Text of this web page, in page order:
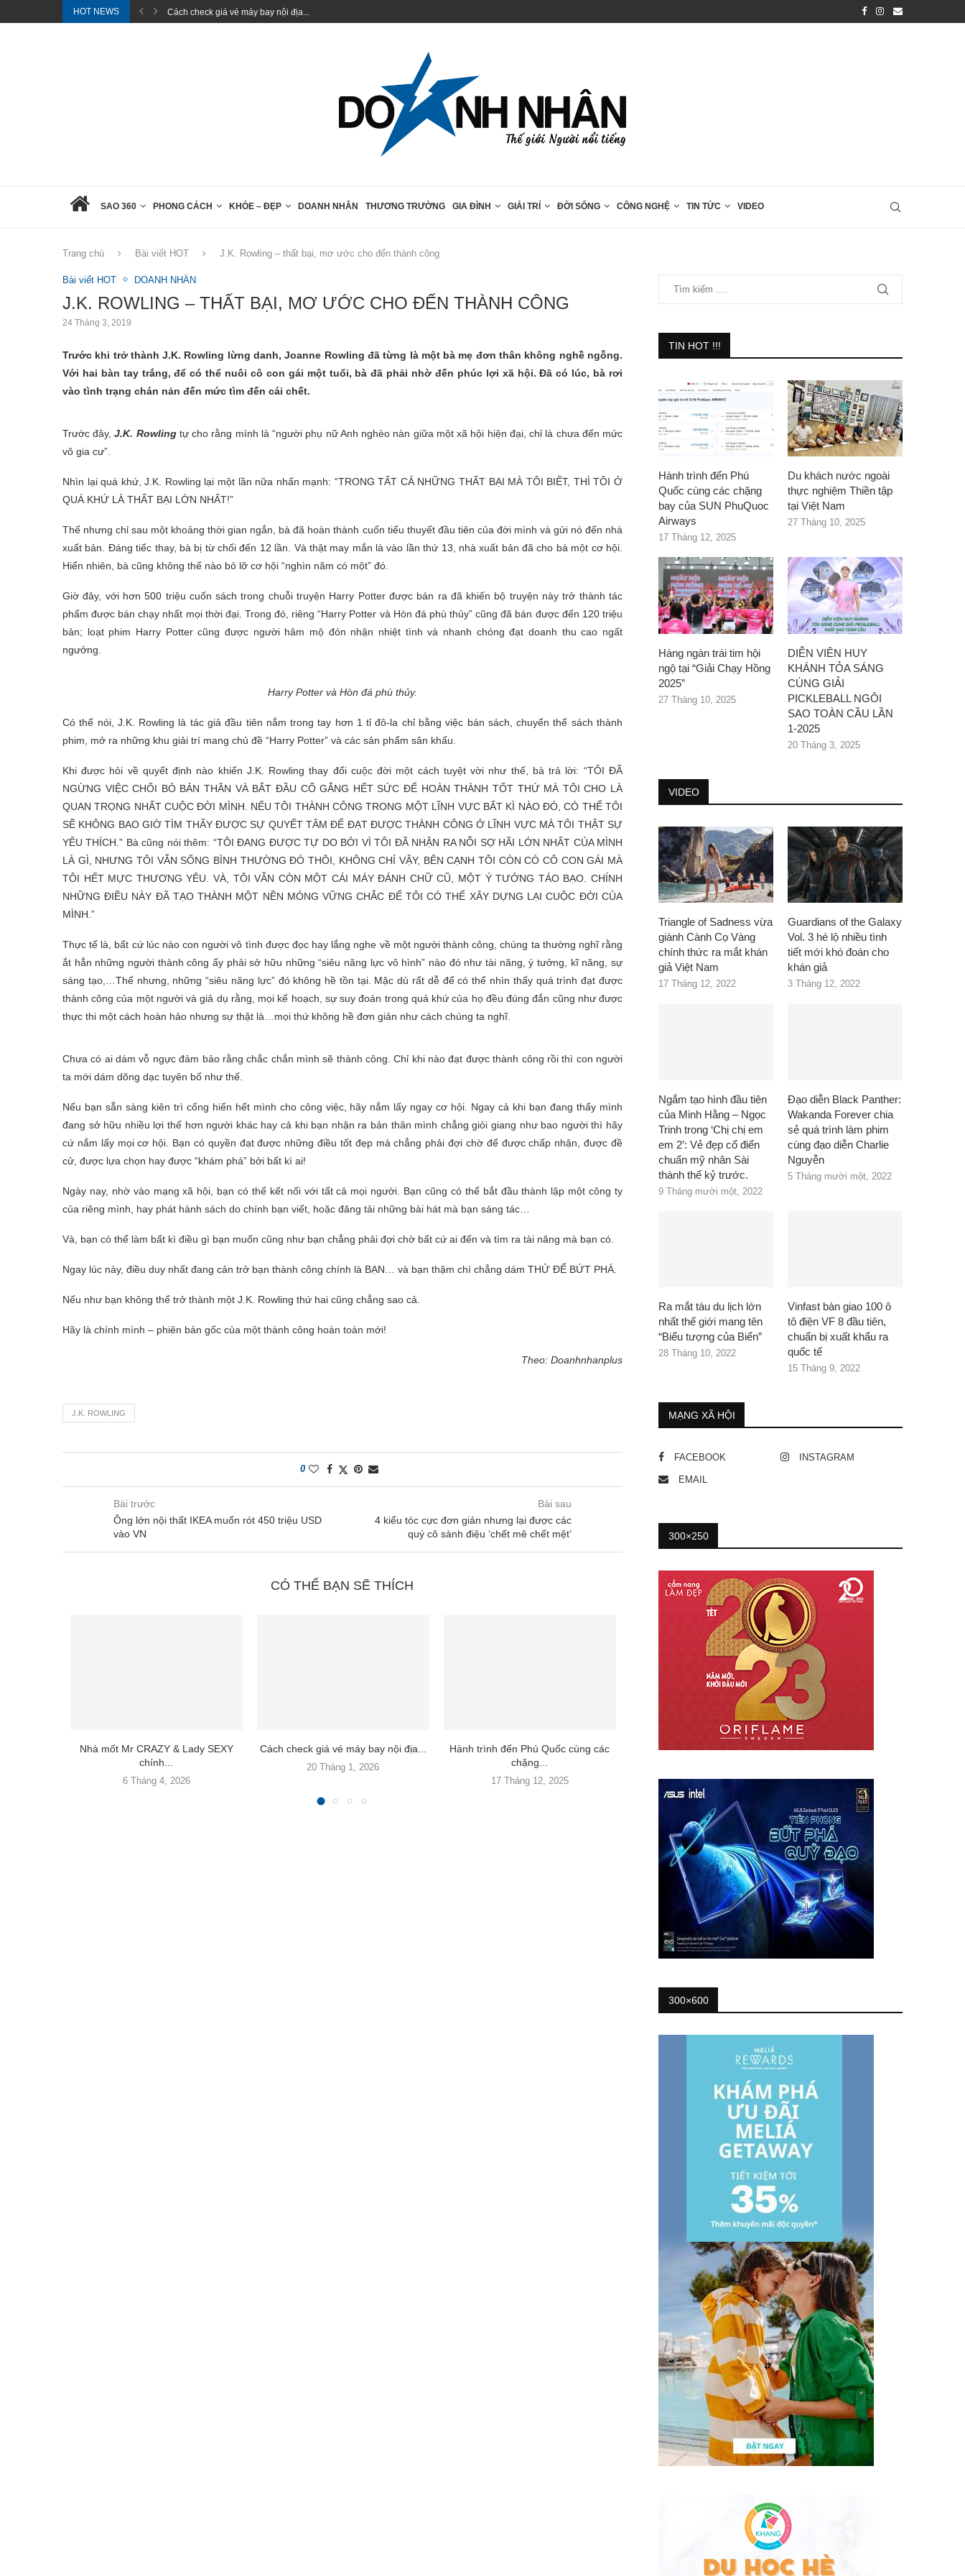
HOT NEWS Hành trình đến Phú Quốc cùng các chặng... Du khách nước ngoài thực nghiệm Thiền tập...
SAO 360 PHONG CÁCH KHỎE – ĐẸP DOANH NHÂN THƯƠNG TRƯỜNG GIA ĐÌNH GIẢI TRÍ ĐỜI SỐNG CÔNG NGHỆ TIN TỨC VIDEO
Trang chủ Bài viết HOT J.K. Rowling – thất bại, mơ ước cho đến thành công
Bài viết HOT DOANH NHÂN
J.K. ROWLING – THẤT BẠI, MƠ ƯỚC CHO ĐẾN THÀNH CÔNG
24 Tháng 3, 2019
Trước khi trở thành J.K. Rowling lừng danh, Joanne Rowling đã từng là một bà mẹ đơn thân không nghề ngỗng.
Với hai bàn tay trắng, để có thể nuôi cô con gái một tuổi, bà đã phải nhờ đến phúc lợi xã hội. Đã có lúc, bà rơi
vào tình trạng chán nản đến mức tìm đến cái chết.
Trước đây,J.K. Rowling tự cho rằng mình là “người phụ nữ Anh nghèo nàn giữa một xã hội hiện đại, chỉ là chưa đến mức
vô gia cư”.
Nhìn lại quá khứ, J.K. Rowling lại một lần nữa nhấn mạnh: “TRONG TẤT CẢ NHỮNG THẤT BẠI MÀ TÔI BIẾT, THÌ TÔI Ở
QUÁ KHỨ LÀ THẤT BẠI LỚN NHẤT!”
Thế nhưng chỉ sau một khoảng thời gian ngắn, bà đã hoàn thành cuốn tiểu thuyết đầu tiên của đời mình và gửi nó đến nhà
xuất bản. Đáng tiếc thay, bà bị từ chối đến 12 lần. Và thật may mắn là vào lần thứ 13, nhà xuất bản đã cho bà một cơ hội.
Hiển nhiên, bà cũng không thể nào bỏ lỡ cơ hội “nghìn năm có một” đó.
Giờ đây, với hơn 500 triệu cuốn sách trong chuỗi truyện Harry Potter được bán ra đã khiến bộ truyện này trở thành tác
phẩm được bán chạy nhất mọi thời đại. Trong đó, riêng “Harry Potter và Hòn đá phù thủy” cũng đã bán được đến 120 triệu
bản; loạt phim Harry Potter cũng được người hâm mộ đón nhận nhiệt tình và nhanh chóng đạt doanh thu cao ngất
ngưởng.
Harry Potter và Hòn đá phù thủy.
Có thể nói, J.K. Rowling là tác giả đầu tiên nắm trong tay hơn 1 tỉ đô-la chỉ bằng việc bán sách, chuyển thể sách thành
phim, mở ra những khu giải trí mang chủ đề “Harry Potter” và các sản phẩm sân khấu.
Khi được hỏi về quyết định nào khiến J.K. Rowling thay đổi cuộc đời một cách tuyệt vời như thế, bà trả lời: “TÔI ĐÃ
NGỪNG VIỆC CHỐI BỎ BẢN THÂN VÀ BẮT ĐẦU CỐ GẮNG HẾT SỨC ĐỂ HOÀN THÀNH TỐT THỨ MÀ TÔI CHO LÀ
QUAN TRỌNG NHẤT CUỘC ĐỜI MÌNH. NẾU TÔI THÀNH CÔNG TRONG MỘT LĨNH VỰC BẤT KÌ NÀO ĐÓ, CÓ THỂ TÔI
SẼ KHÔNG BAO GIỜ TÌM THẤY ĐƯỢC SỰ QUYẾT TÂM ĐỂ ĐẠT ĐƯỢC THÀNH CÔNG Ở LĨNH VỰC MÀ TÔI THẬT SỰ
YÊU THÍCH.” Bà cũng nói thêm: “TÔI ĐANG ĐƯỢC TỰ DO BỞI VÌ TÔI ĐÃ NHẬN RA NỖI SỢ HÃI LỚN NHẤT CỦA MÌNH
LÀ GÌ, NHƯNG TÔI VẪN SỐNG BÌNH THƯỜNG ĐÓ THÔI, KHÔNG CHỈ VẬY, BÊN CẠNH TÔI CÒN CÓ CÔ CON GÁI MÀ
TÔI HẾT MỰC THƯƠNG YÊU. VÀ, TÔI VẪN CÒN MỘT CÁI MÁY ĐÁNH CHỮ CŨ, MỘT Ý TƯỞNG TÁO BẠO. CHÍNH
NHỮNG ĐIỀU NÀY ĐÃ TẠO THÀNH MỘT NỀN MÓNG VỮNG CHẮC ĐỂ TÔI CÓ THỂ XÂY DỰNG LẠI CUỘC ĐỜI CỦA
MÌNH.”
Thực tế là, bất cứ lúc nào con người vô tình được đọc hay lắng nghe về một người thành công, chúng ta thường nghĩ rằng
ắt hẳn những người thành công ấy phải sở hữu những “siêu năng lực vô hình” nào đó như tài năng, ý tưởng, kĩ năng, sự
sáng tạo,…Thế nhưng, những “siêu năng lực” đó không hề tồn tại. Mặc dù rất dễ để có thể nhìn thấy quá trình đạt được
thành công của một người và giả dụ rằng, mọi kế hoạch, sự suy đoán trong quá khứ của họ đều đúng đắn cũng như được
thực thi một cách hoàn hảo nhưng sự thật là…mọi thứ không hề đơn giản như cách chúng ta nghĩ.
Chưa có ai dám vỗ ngực đảm bảo rằng chắc chắn mình sẽ thành công. Chỉ khi nào đạt được thành công rồi thì con người
ta mới dám dõng dạc tuyên bố như thế.
Nếu bạn sẵn sàng kiên trì cống hiến hết mình cho công việc, hãy nắm lấy ngay cơ hội. Ngay cả khi bạn đang thấy mình
đang sở hữu nhiều lợi thế hơn người khác hay cả khi bạn nhận ra bản thân mình chẳng giỏi giang như bao người thì hãy
cứ nắm lấy mọi cơ hội. Bạn có quyền đạt được những điều tốt đẹp mà chẳng phải đợi chờ để được chấp nhận, được đề
cử, được lựa chọn hay được “khám phá” bởi bất kì ai!
Ngày nay, nhờ vào mạng xã hội, bạn có thể kết nối với tất cả mọi người. Bạn cũng có thể bắt đầu thành lập một công ty
của riêng mình, hay phát hành sách do chính bạn viết, hoặc đăng tải những bài hát mà bạn sáng tác…
Và, bạn có thể làm bất kì điều gì bạn muốn cũng như bạn chẳng phải đợi chờ bất cứ ai đến và tìm ra tài năng mà bạn có.
Ngay lúc này, điều duy nhất đang cản trở bạn thành công chính là BẠN… và bạn thậm chí chẳng dám THỬ ĐỂ BỨT PHÁ.
Nếu như bạn không thể trở thành một J.K. Rowling thứ hai cũng chẳng sao cả.
Hãy là chính mình – phiên bản gốc của một thành công hoàn toàn mới!
Theo: Doanhnhanplus
J.K. ROWLING
0
Bài trước
Ông lớn nội thất IKEA muốn rót 450 triệu USD
vào VN
Bài sau
4 kiểu tóc cực đơn giản nhưng lại được các
quý cô sành điệu ‘chết mê chết mệt’
CÓ THỂ BẠN SẼ THÍCH
Nhà mốt Mr CRAZY & Lady SEXY
chính...
6 Tháng 4, 2026
Cách check giá vé máy bay nội địa...
20 Tháng 1, 2026
Hành trình đến Phú Quốc cùng các
chặng...
17 Tháng 12, 2025
Thương hiệu thời trang cao cấp Mr
18 Tháng 10, 2025
Bệnh viện FV trợ giá đến 20%
TIN HOT !!!
Hành trình đến Phú
Quốc cùng các chặng
bay của SUN PhuQuoc
Airways
17 Tháng 12, 2025
Du khách nước ngoài
thực nghiệm Thiền tập
tại Việt Nam
27 Tháng 10, 2025
Hàng ngàn trái tim hội
ngộ tại “Giải Chạy Hồng
2025”
27 Tháng 10, 2025
DIỄN VIÊN HUY
KHÁNH TỎA SÁNG
CÙNG GIẢI
PICKLEBALL NGÔI
SAO TOÀN CẦU LẦN
1-2025
20 Tháng 3, 2025
VIDEO
Triangle of Sadness vừa
giành Cành Cọ Vàng
chính thức ra mắt khán
giả Việt Nam
17 Tháng 12, 2022
Guardians of the Galaxy
Vol. 3 hé lộ nhiều tình
tiết mới khó đoán cho
khán giả
3 Tháng 12, 2022
Ngắm tạo hình đầu tiên
của Minh Hằng – Ngọc
Trinh trong ‘Chị chị em
em 2’: Vẻ đẹp cổ điển
chuẩn mỹ nhân Sài
thành thế kỷ trước.
9 Tháng mười một, 2022
Đạo diễn Black Panther:
Wakanda Forever chia
sẻ quá trình làm phim
cùng đạo diễn Charlie
Nguyễn
5 Tháng mười một, 2022
Ra mắt tàu du lịch lớn
nhất thế giới mang tên
“Biểu tượng của Biển”
28 Tháng 10, 2022
Vinfast bàn giao 100 ô
tô điện VF 8 đầu tiên,
chuẩn bị xuất khẩu ra
quốc tế
15 Tháng 9, 2022
MẠNG XÃ HỘI
FACEBOOK INSTAGRAM
EMAIL
300×250
300×600